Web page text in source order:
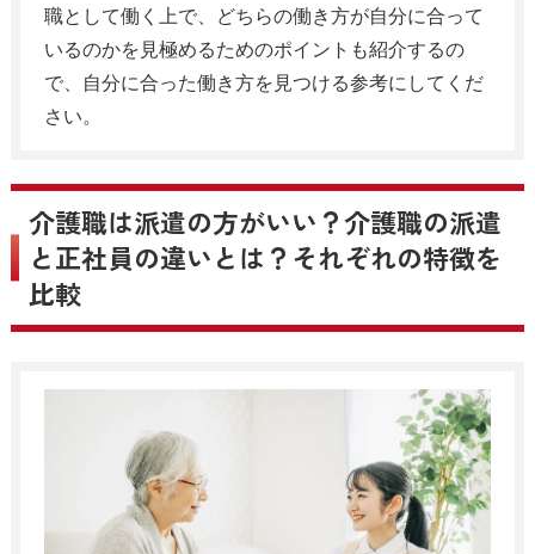
職として働く上で、どちらの働き方が自分に合って
いるのかを見極めるためのポイントも紹介するの
で、自分に合った働き方を見つける参考にしてくだ
さい。
介護職は派遣の方がいい？介護職の派遣
と正社員の違いとは？それぞれの特徴を
比較